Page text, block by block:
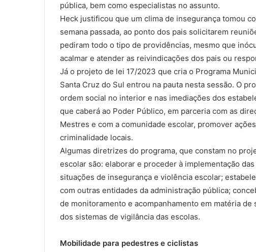
pública, bem como especialistas no assunto.
Heck justificou que um clima de insegurança tomou
semana passada, ao ponto dos pais solicitarem
pediram todo o tipo de providências, mesmo que
acalmar e atender as reivindicações dos pais ou
Já o projeto de lei 17/2023 que cria o Programa
Santa Cruz do Sul entrou na pauta nesta sessão. O
ordem social no interior e nas imediações dos
que caberá ao Poder Público, em parceria com as
Mestres e com a comunidade escolar, promover
criminalidade locais.
Algumas diretrizes do programa, que constam no
escolar são: elaborar e proceder à implementação
situações de insegurança e violência escolar;
com outras entidades da administração pública;
de monitoramento e acompanhamento em matéria
dos sistemas de vigilância das escolas.
Mobilidade para pedestres e ciclistas